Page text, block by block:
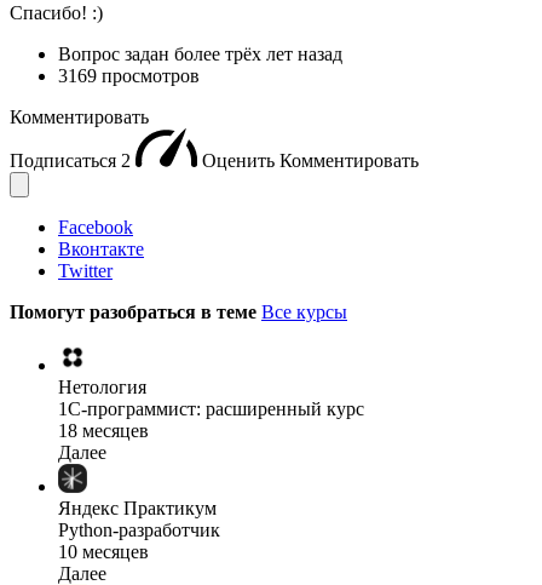
Спасибо! :)
Вопрос задан более трёх лет назад
3169 просмотров
Комментировать
Подписаться 2 Оценить Комментировать
Facebook
Вконтакте
Twitter
Помогут разобраться в теме Все курсы
Нетология
1C-программист: расширенный курс
18 месяцев
Далее
Яндекс Практикум
Python-разработчик
10 месяцев
Далее